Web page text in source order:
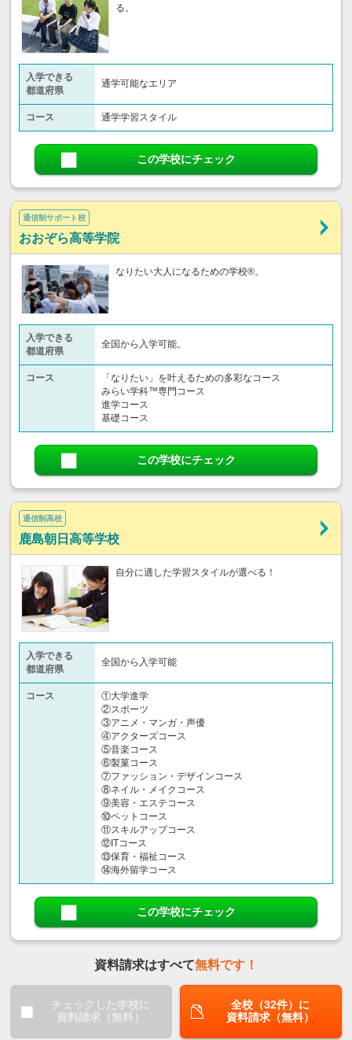
る。
入学できる
都道府県
通学可能なエリア
コース 通学学習スタイル
この学校にチェック
通信制サポート校
おおぞら高等学院
なりたい大人になるための学校®。
入学できる
都道府県
全国から入学可能。
コース
「なりたい」を叶えるための多彩なコース
みらい学科™専門コース
進学コース
基礎コース
この学校にチェック
通信制高校
鹿島朝日高等学校
自分に適した学習スタイルが選べる！
入学できる
都道府県
全国から入学可能
コース
①大学進学
②スポーツ
③アニメ・マンガ・声優
④アクターズコース
⑤音楽コース
⑥製菓コース
⑦ファッション・デザインコース
⑧ネイル・メイクコース
⑨美容・エステコース
⑩ペットコース
⑪スキルアップコース
⑫ITコース
⑬保育・福祉コース
⑭海外留学コース
この学校にチェック
資料請求はすべて無料です！
チェックした学校に
資料請求（無料）
全校（32件）に
資料請求（無料）